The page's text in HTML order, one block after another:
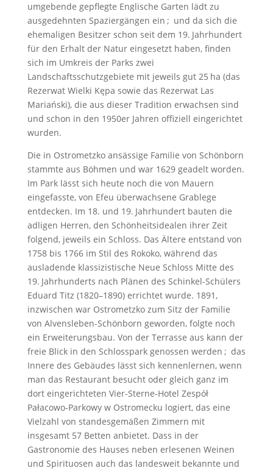
umgebende gepflegte Englische Garten lädt zu
ausgedehnten Spaziergängen ein ; und da sich die
ehemaligen Besitzer schon seit dem 19. Jahrhundert
für den Erhalt der Natur eingesetzt haben, finden
sich im Umkreis der Parks zwei
Landschaftsschutzgebiete mit jeweils gut 25 ha (das
Rezerwat Wielki Kępa sowie das Rezerwat Las
Mariański), die aus dieser Tradition erwachsen sind
und schon in den 1950er Jahren offiziell eingerichtet
wurden.
Die in Ostrometzko ansässige Familie von Schönborn
stammte aus Böhmen und war 1629 geadelt worden.
Im Park lässt sich heute noch die von Mauern
eingefasste, von Efeu überwachsene Grablege
entdecken. Im 18. und 19. Jahrhundert bauten die
adligen Herren, den Schönheitsidealen ihrer Zeit
folgend, jeweils ein Schloss. Das Ältere entstand von
1758 bis 1766 im Stil des Rokoko, während das
ausladende klassizistische Neue Schloss Mitte des
19. Jahrhunderts nach Plänen des Schinkel-Schülers
Eduard Titz (1820–1890) errichtet wurde. 1891,
inzwischen war Ostrometzko zum Sitz der Familie
von Alvensleben-Schönborn geworden, folgte noch
ein Erweiterungsbau. Von der Terrasse aus kann der
freie Blick in den Schlosspark genossen werden ; das
Innere des Gebäudes lässt sich kennenlernen, wenn
man das Restaurant besucht oder gleich ganz im
dort eingerichteten Vier-Sterne-Hotel Zespół
Pałacowo-Parkowy w Ostromecku logiert, das eine
Vielzahl von standesgemäßen Zimmern mit
insgesamt 57 Betten anbietet. Dass in der
Gastronomie des Hauses neben erlesenen Weinen
und Spirituosen auch das landesweit bekannte und